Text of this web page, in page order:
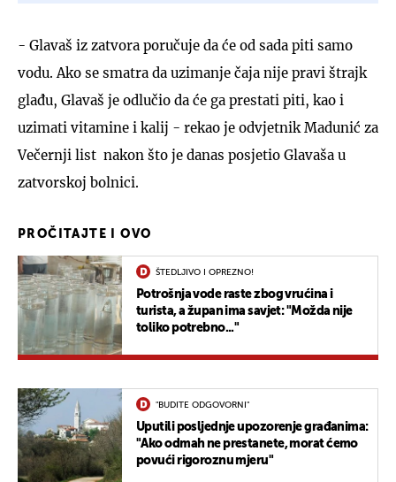
- Glavaš iz zatvora poručuje da će od sada piti samo
vodu. Ako se smatra da uzimanje čaja nije pravi štrajk
glađu, Glavaš je odlučio da će ga prestati piti, kao i
uzimati vitamine i kalij - rekao je odvjetnik Madunić za
Večernji list nakon što je danas posjetio Glavaša u
zatvorskoj bolnici.
PROČITAJTE I OVO
ŠTEDLJIVO I OPREZNO!
Potrošnja vode raste zbog vrućina i
turista, a župan ima savjet: "Možda nije
toliko potrebno..."
"BUDITE ODGOVORNI"
Uputili posljednje upozorenje građanima:
"Ako odmah ne prestanete, morat ćemo
povući rigoroznu mjeru"